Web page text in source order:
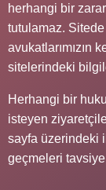
herhangi bir
tutulamaz. Sitede
avukatlarımızın
sitelerindeki
Herhangi bir
isteyen
sayfa üzerindeki
geçmeleri